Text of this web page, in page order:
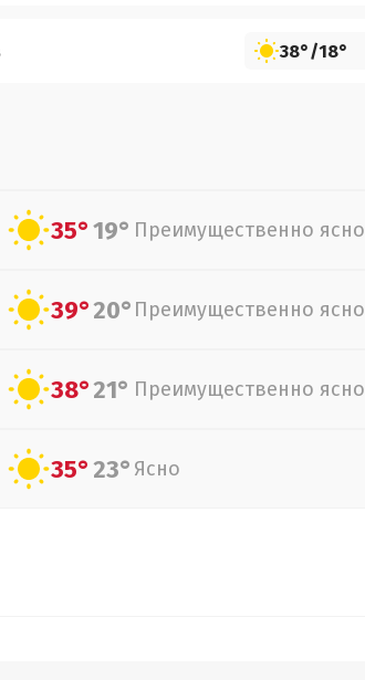
38°/18°
35°19° Преимущественно ясно
39°20° Преимущественно ясно
38°21° Преимущественно ясно
35°23° Ясно